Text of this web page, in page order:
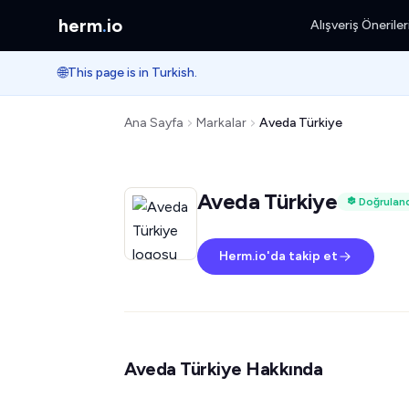
herm.io Alışveriş Önerileri
🌐This page is in Turkish.
Ana Sayfa Markalar Aveda Türkiye
Aveda Türkiye
Herm.io'da takip et
Aveda Türkiye Hakkında